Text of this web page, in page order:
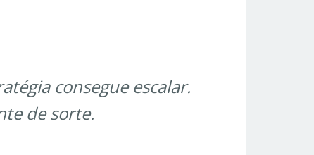
consegue escalar.
de sorte.